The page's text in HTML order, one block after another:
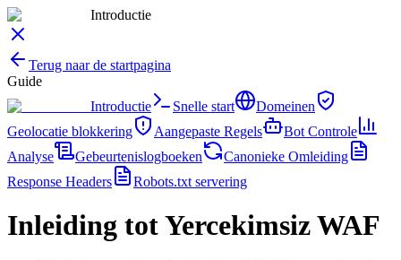
Introductie
Terug naar de startpagina
Guide
Introductie
Snelle start
Domeinen
Geolocatie blokkering
Aangepaste Regels
Bot Controle
Analyse
Gebeurtenislogboeken
Canonieke Omleiding
Response Headers
Robots.txt servering
Inleiding tot Yercekimsiz WAF